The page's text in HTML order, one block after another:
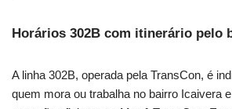
Horários 302B com itinerário pelo
A linha 302B, operada pela TransCon, é
quem mora ou trabalha no bairro Icaivera